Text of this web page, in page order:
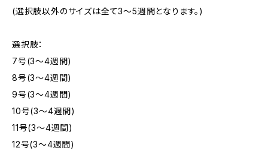
(選択肢以外のサイズは全て3～5週間となります。)
選択肢：
7号(3～4週間)
8号(3～4週間)
9号(3～4週間)
10号(3～4週間)
11号(3～4週間)
12号(3～4週間)